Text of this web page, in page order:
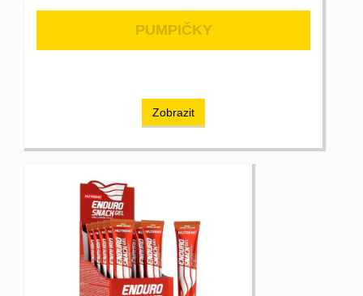
PUMPIČKY
Zobrazit